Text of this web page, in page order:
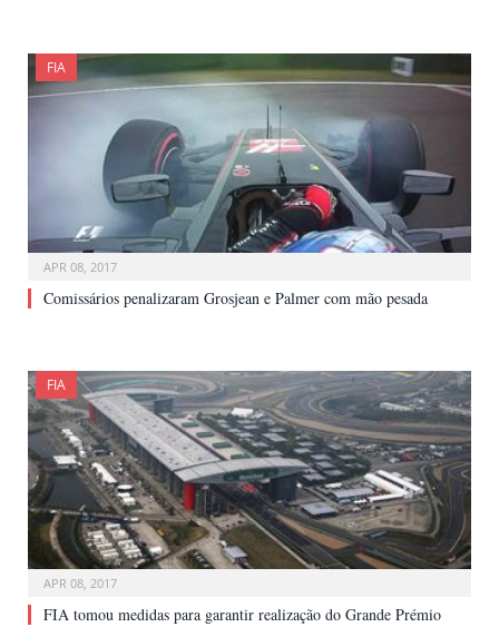
FIA
APR 08, 2017
Comissários penalizaram Grosjean e Palmer com mão pesada
FIA
APR 08, 2017
FIA tomou medidas para garantir realização do Grande Prémio